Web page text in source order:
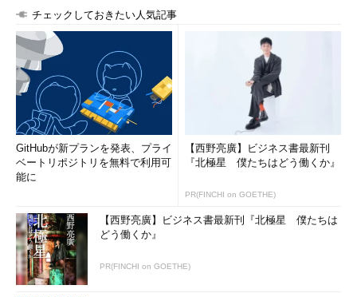
まなレベルで分散化の取り組みが行われている
インターネットは集中化を促進している面があり、その顕著な
例がクラウドコンピューティングだ。前述のように、この動きに
は多くのメリットがあるが、セキュリティチームは、そのリスク
にも対処しなければならない。
「デジタルビジネス計画における可用性、機密性、耐障害性の
観点から、集中化がセキュリティに及ぼす影響を評価する必要が
ある。集中化のリスクが組織の目標達成を深刻に脅かす可能性が
ある場合、代替の分散アーキテクチャを探るべきだ」とGartner
チェックしておきたい人気記事
GitHubが新プランを発表、プライ
ベートリポジトリを無料で利用可
能に
【西野亮廣】ビジネス書最新刊
『北極星 僕たちはどう働くか』
PR(FINCHI on GOETHE)
【西野亮廣】ビジネス書最新刊『北極星 僕たちは
どう働くか』
PR(FINCHI on GOETHE)